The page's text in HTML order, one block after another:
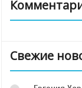
Свежие